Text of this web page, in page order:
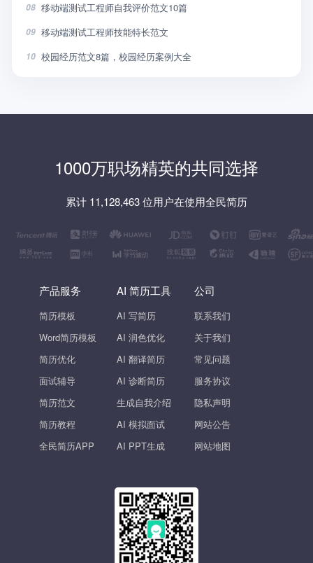
08 移动端测试工程师自我评价范文10篇
09 移动端测试工程师技能特长范文
10 校园经历范文8篇，校园经历案例大全
1000万职场精英的共同选择
累计 11,128,463 位用户在使用全民简历
产品服务
简历模板
Word简历模板
简历优化
面试辅导
简历范文
简历教程
全民简历APP
AI 简历工具
AI 写简历
AI 润色优化
AI 翻译简历
AI 诊断简历
生成自我介绍
AI 模拟面试
AI PPT生成
公司
联系我们
关于我们
常见问题
服务协议
隐私声明
网站公告
网站地图